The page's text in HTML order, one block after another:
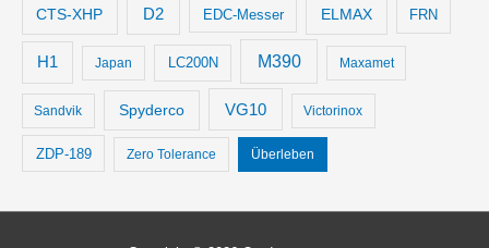
CTS-XHP D2 EDC-Messer ELMAX FRN
H1 Japan LC200N M390 Maxamet
Sandvik Spyderco VG10 Victorinox
ZDP-189 Zero Tolerance Überleben